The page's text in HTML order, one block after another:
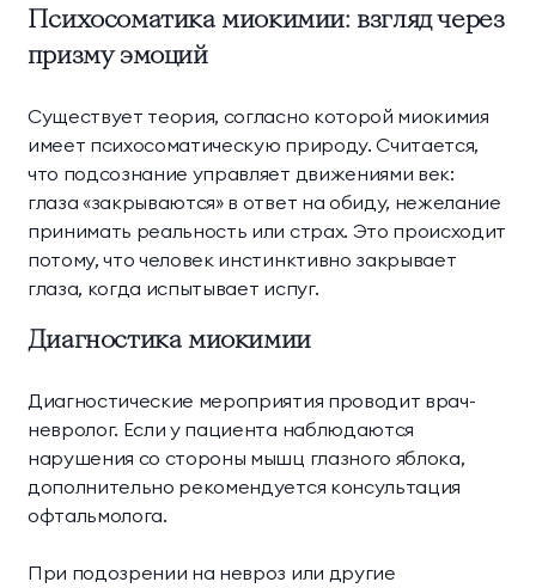
Психосоматика миокимии: взгляд через
призму эмоций
Существует теория, согласно которой миокимия
имеет психосоматическую природу. Считается,
что подсознание управляет движениями век:
глаза «закрываются» в ответ на обиду, нежелание
принимать реальность или страх. Это происходит
потому, что человек инстинктивно закрывает
глаза, когда испытывает испуг.
Диагностика миокимии
Диагностические мероприятия проводит врач-
невролог. Если у пациента наблюдаются
нарушения со стороны мышц глазного яблока,
дополнительно рекомендуется консультация
офтальмолога.
При подозрении на невроз или другие